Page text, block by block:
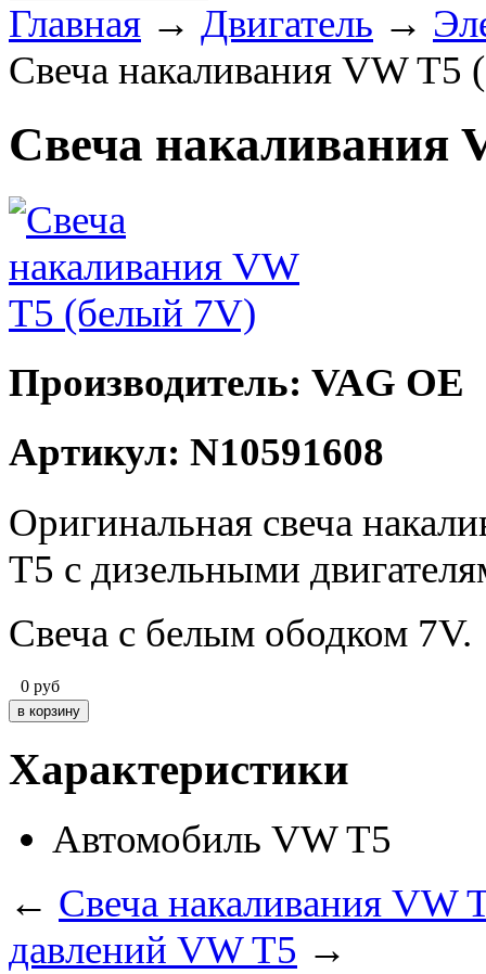
Главная → Двигатель →
Свеча накаливания VW T5
Свеча накаливания
Производитель: VAG OE
Артикул: N10591608
Оригинальная свеча
T5 с дизельными
Свеча с белым ободком 7V.
0 руб
Характеристики
Автомобиль VW T5
← Свеча накаливания VW
давлений VW T5 →